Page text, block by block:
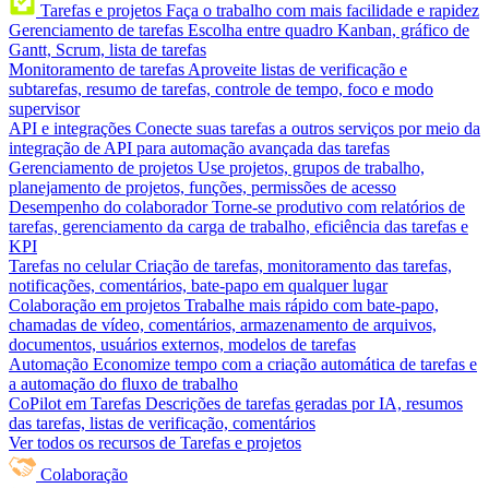
Tarefas e projetos Faça o trabalho com mais facilidade e rapidez
Gerenciamento de tarefas Escolha entre quadro Kanban, gráfico de
Gantt, Scrum, lista de tarefas
Monitoramento de tarefas Aproveite listas de verificação e
subtarefas, resumo de tarefas, controle de tempo, foco e modo
supervisor
API e integrações Conecte suas tarefas a outros serviços por meio da
integração de API para automação avançada das tarefas
Gerenciamento de projetos Use projetos, grupos de trabalho,
planejamento de projetos, funções, permissões de acesso
Desempenho do colaborador Torne-se produtivo com relatórios de
tarefas, gerenciamento da carga de trabalho, eficiência das tarefas e
KPI
Tarefas no celular Criação de tarefas, monitoramento das tarefas,
notificações, comentários, bate-papo em qualquer lugar
Colaboração em projetos Trabalhe mais rápido com bate-papo,
chamadas de vídeo, comentários, armazenamento de arquivos,
documentos, usuários externos, modelos de tarefas
Automação Economize tempo com a criação automática de tarefas e
a automação do fluxo de trabalho
CoPilot em Tarefas Descrições de tarefas geradas por IA, resumos
das tarefas, listas de verificação, comentários
Ver todos os recursos de Tarefas e projetos
Colaboração